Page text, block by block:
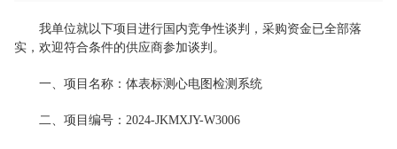
我单位就以下项目进行国内竞争性谈判，采购资金已全部落
实，欢迎符合条件的供应商参加谈判。
一、项目名称：体表标测心电图检测系统
二、项目编号：2024-JKMXJY-W3006